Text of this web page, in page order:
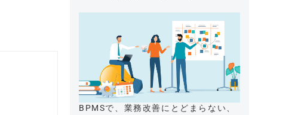
BPMSで、業務改善にとどまらない、